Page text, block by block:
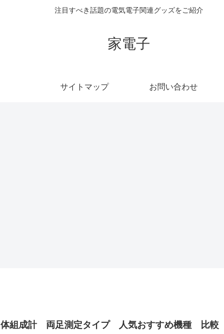
注目すべき話題の電気電子関連グッズをご紹介
家電子
サイトマップ お問い合わせ
体組成計 両足測定タイプ 人気おすすめ機種 比較